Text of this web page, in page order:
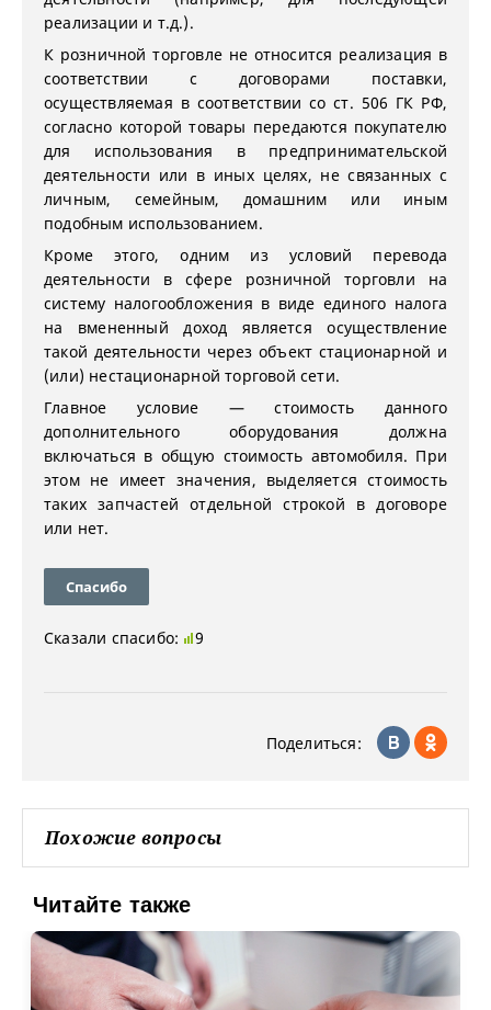
реализации и т.д.).
К розничной торговле не относится реализация в
соответствии с договорами поставки,
осуществляемая в соответствии со ст. 506 ГК РФ,
согласно которой товары передаются покупателю
для использования в предпринимательской
деятельности или в иных целях, не связанных с
личным, семейным, домашним или иным
подобным использованием.
Кроме этого, одним из условий перевода
деятельности в сфере розничной торговли на
систему налогообложения в виде единого налога
на вмененный доход является осуществление
такой деятельности через объект стационарной и
(или) нестационарной торговой сети.
Главное условие — стоимость данного
дополнительного оборудования должна
включаться в общую стоимость автомобиля. При
этом не имеет значения, выделяется стоимость
таких запчастей отдельной строкой в договоре
или нет.
Спасибо
Сказали спасибо: 9
Поделиться:
Похожие вопросы
Читайте также